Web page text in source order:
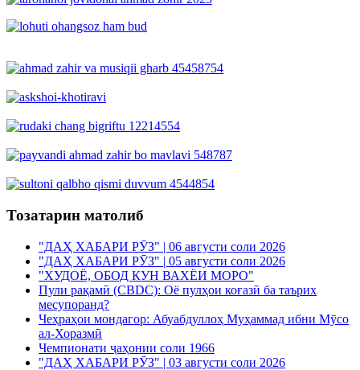
Тозатарин матолиб
"ДАҲ ХАБАРИ РӮЗ" | 06 августи соли 2026
"ДАҲ ХАБАРИ РӮЗ" | 05 августи соли 2026
"ХУДОЁ, ОБОД КУН ВАХЁИ МОРО"
Пули рақамӣ (CBDC): Оё пулҳои коғазӣ ба таърих
месупоранд?
Чеҳраҳои мондагор: Абуабдуллоҳ Муҳаммад ибни Мӯсо
ал-Хоразмӣ
Чемпионати ҷаҳонии соли 1966
"ДАҲ ХАБАРИ РӮЗ" | 03 августи соли 2026